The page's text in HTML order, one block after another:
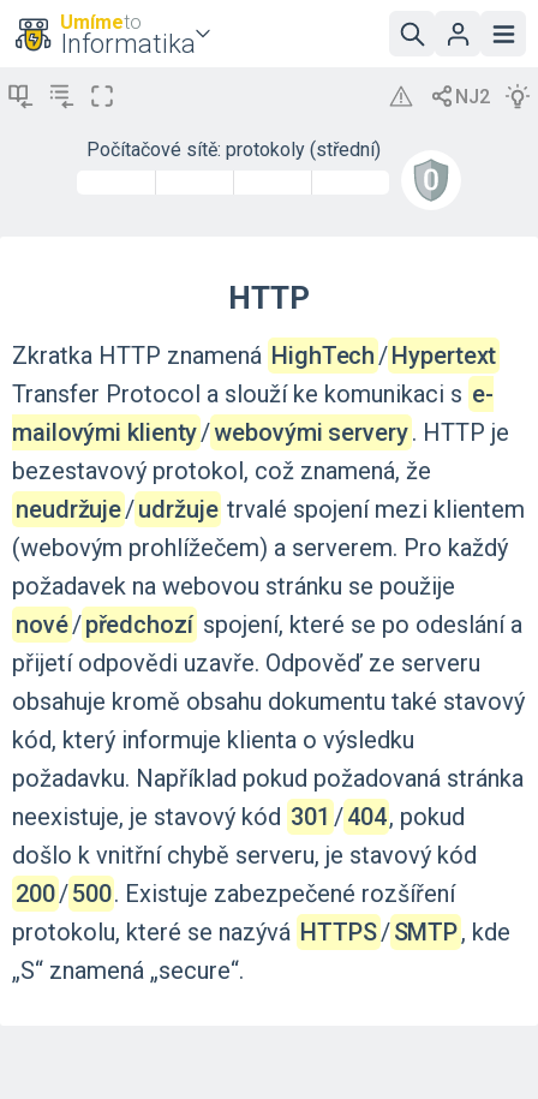
Umímeto
Informatika
Počítačové sítě: protokoly (střední)
HTTP
Zkratka HTTP znamená HighTech‍/‌Hypertext
Transfer Protocol a slouží ke komunikaci s e-
mailovými klienty‍/‌webovými servery. HTTP je
bezestavový protokol, což znamená, že
neudržuje‍/‌udržuje trvalé spojení mezi klientem
(webovým prohlížečem) a serverem. Pro každý
požadavek na webovou stránku se použije
nové‍/‌předchozí spojení, které se po odeslání a
přijetí odpovědi uzavře. Odpověď ze serveru
obsahuje kromě obsahu dokumentu také stavový
kód, který informuje klienta o výsledku
požadavku. Například pokud požadovaná stránka
neexistuje, je stavový kód 301 ‍/‌404, pokud
došlo k vnitřní chybě serveru, je stavový kód
200‍/‌500. Existuje zabezpečené rozšíření
protokolu, které se nazývá HTTPS‍/‌SMTP, kde
„S“ znamená „secure“.